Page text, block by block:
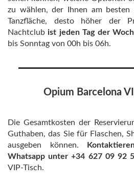
zu wählen, der Ihnen am
Tanzfläche, desto höher der
Nachtclub ist jeden Tag der
bis Sonntag von 00h bis 06h.
Opium Barcelona
Die Gesamtkosten der
Guthaben, das Sie für Flaschen,
ausgeben können.
Whatsapp unter +34 627 09 92
VIP-Tisch.